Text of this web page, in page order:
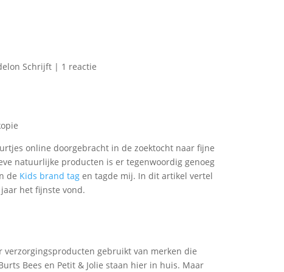
Schrijft | 1 reactie
online doorgebracht in de zoektocht naar fijne
natuurlijke producten is er tegenwoordig genoeg
de Kids brand tag en tagde mij. In dit artikel vertel
het fijnste vond.
verzorgingsproducten gebruikt van merken die
Bees en Petit & Jolie staan hier in huis. Maar